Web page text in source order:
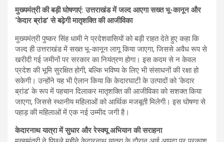
मुख्यमंत्री की बड़ी घोषणाएं: उत्तराखंड में जल्द आएगा सख्त भू-कानून और
‘केदार ब्रांड’ से बढ़ेगी मातृशक्ति की आजीविका
मुख्यमंत्री पुष्कर सिंह धामी ने प्रदेशवासियों को बड़ी राहत देते हुए कहा कि
जल्द ही उत्तराखंड में सख्त भू-कानून लागू किया जाएगा, जिससे अवैध रूप से
खरीदी गई जमीनों पर सरकार का नियंत्रण होगा। इस कदम से न केवल
प्रदेश की भूमि सुरक्षित होगी, बल्कि भविष्य के लिए भी संसाधनों की रक्षा हो
सकेगी। उन्होंने यह भी ऐलान किया कि केदारघाटी के उत्पादों को ‘केदार
ब्रांड’ के रूप में पहचान दिलाकर मातृशक्ति की आजीविका को सशक्त किया
जाएगा, जिससे स्थानीय महिलाओं को आर्थिक मजबूती मिलेगी। इस घोषणा से
पहाड़ की महिलाओं में एक नई उम्मीद जगी है।
केदारनाथ यात्रा में सुधार और रेस्क्यू अभियान की सराहना